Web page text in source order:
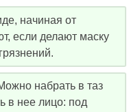
начиная от
если делают маску
набрать в таз
в нее лицо: под